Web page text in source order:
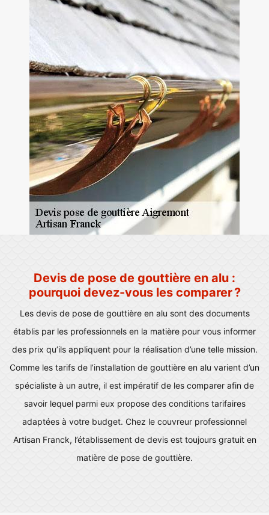
Devis de pose de gouttière en alu :
pourquoi devez-vous les comparer ?
Les devis de pose de gouttière en alu sont des documents
établis par les professionnels en la matière pour vous informer
des prix qu’ils appliquent pour la réalisation d’une telle mission.
Comme les tarifs de l’installation de gouttière en alu varient d’un
spécialiste à un autre, il est impératif de les comparer afin de
savoir lequel parmi eux propose des conditions tarifaires
adaptées à votre budget. Chez le couvreur professionnel
Artisan Franck, l’établissement de devis est toujours gratuit en
matière de pose de gouttière.